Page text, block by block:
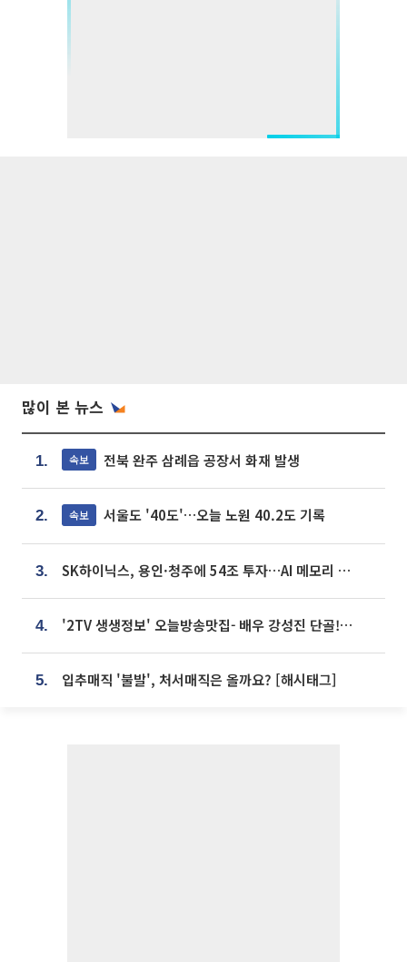
많이 본 뉴스
1. 속보 전북 완주 삼례읍 공장서 화재 발생
2. 속보 서울도 '40도'…오늘 노원 40.2도 기록
3. SK하이닉스, 용인·청주에 54조 투자…AI 메모리 생산기지 키운다
4. '2TV 생생정보' 오늘방송맛집- 배우 강성진 단골! 쌀국수ㆍ푸팟퐁 커리 맛집 '블○○○'
5. 입추매직 '불발', 처서매직은 올까요? [해시태그]